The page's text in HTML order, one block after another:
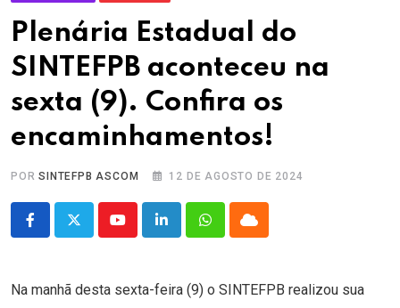
Plenária Estadual do
SINTEFPB aconteceu na
sexta (9). Confira os
encaminhamentos!
PORSINTEFPB ASCOM 12 DE AGOSTO DE 2024
YoutubeLinkedInWhatsappCloud
Na manhã desta sexta-feira (9) o SINTEFPB realizou sua